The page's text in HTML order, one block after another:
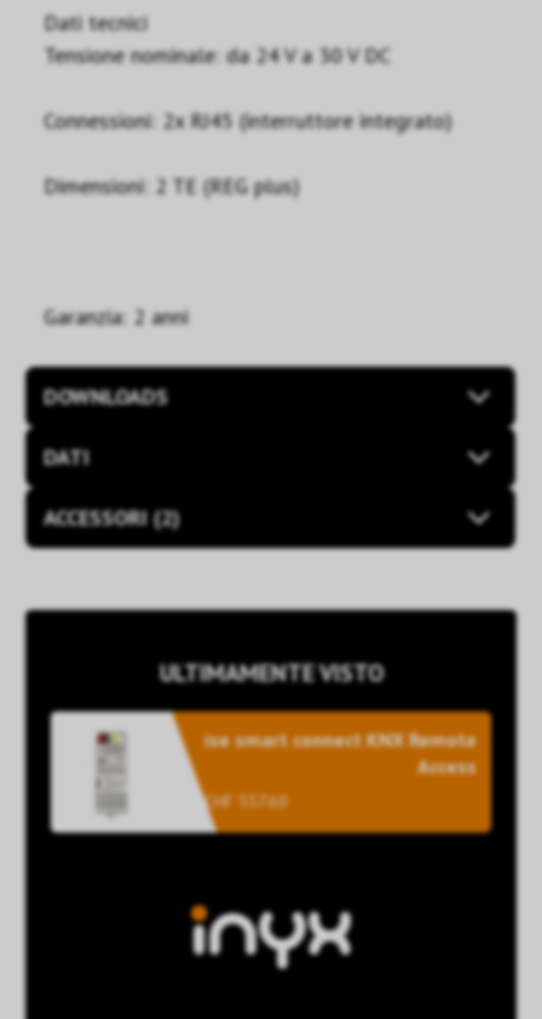
Dati tecnici
Tensione nominale: da 24 V a 30 V DC
Connessioni: 2x RJ45 (interruttore integrato)
Dimensioni: 2 TE (REG plus)
Garanzia: 2 anni
DOWNLOADS
DATI
ACCESSORI (2)
ULTIMAMENTE VISTO
ise smart connect KNX Remote
Access
CHF 557.60